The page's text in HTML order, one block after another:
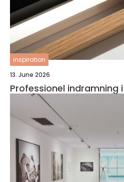
inspiration
13. June 2026
Professionel indramning